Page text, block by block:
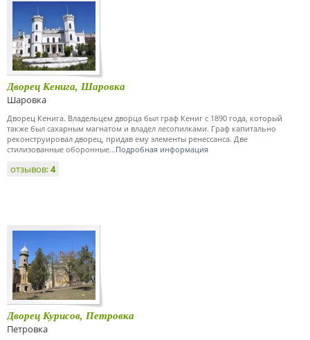
Дворец Кенига, Шаровка
Шаровка
Дворец Кенига. Владельцем дворца был граф Кениг с 1890 года, который
также был сахарным магнатом и владел лесопилками. Граф капитально
реконструировал дворец, придав ему элементы ренессанса. Две
стилизованные оборонные...Подробная информация
отзывов:4
Дворец Курисов, Петровка
Петровка